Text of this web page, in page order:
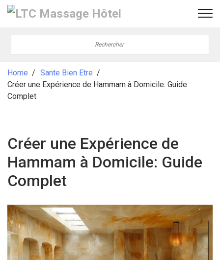
Home
Sante Bien Etre
Créer une Expérience de Hammam à Domicile: Guide
Complet
Créer une Expérience de
Hammam à Domicile: Guide
Complet